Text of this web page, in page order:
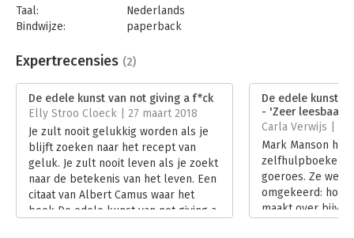
Taal:
Nederlands
Bindwijze:
paperback
Uitgever:
AW Bruna
Verschijningsdatum:
10-1-2018
Hoofdrubriek: Psychologie
Expertrecensies (2)
De edele kunst van not giving a f*ck
Elly Stroo Cloeck | 27 maart 2018
Je zult nooit gelukkig worden als je
blijft zoeken naar het recept van
geluk. Je zult nooit leven als je zoekt
naar de betekenis van het leven. Een
citaat van Albert Camus waar het
boek De edele kunst van not giving a
De edele kunst
- 'Zeer leesbaar,
Carla Verwijs | 6
Mark Manson
zelfhulpboeken
goeroes. Ze
omgekeerd: hoe
maakt over